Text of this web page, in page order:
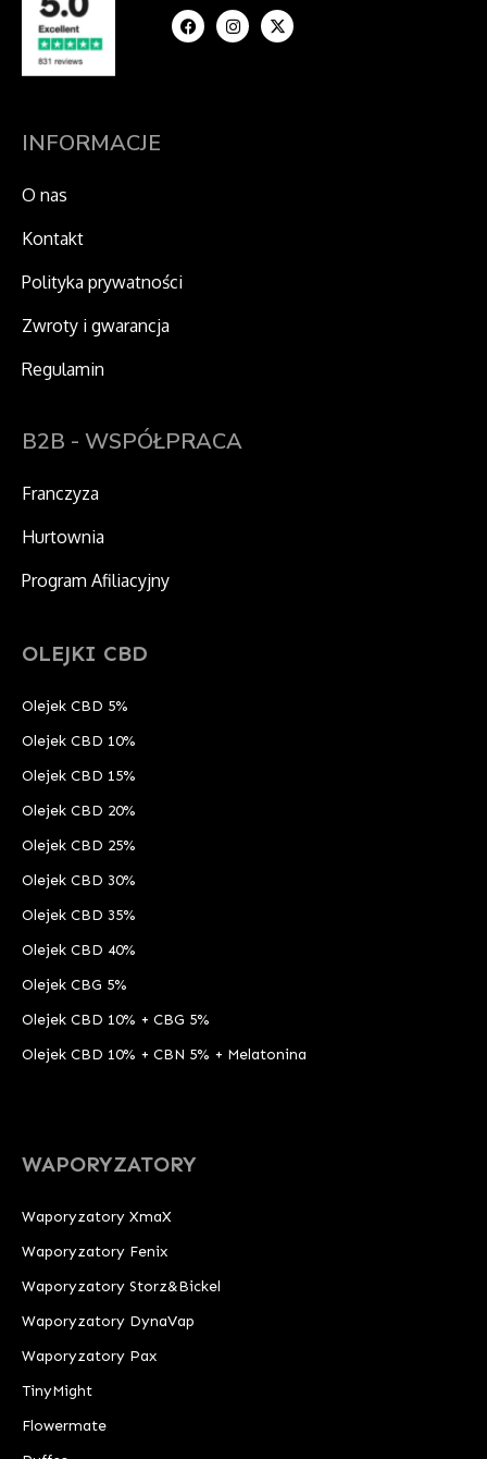
a
c
e
n
s
t
-
t
w
INFORMACJE
O nas
Kontakt
Polityka prywatności
Zwroty i gwarancja
Regulamin
B2B - WSPÓŁPRACA
Franczyza
Hurtownia
Program Afiliacyjny
OLEJKI CBD
Olejek CBD 5%
Olejek CBD 10%
Olejek CBD 15%
Olejek CBD 20%
Olejek CBD 25%
Olejek CBD 30%
Olejek CBD 35%
Olejek CBD 40%
Olejek CBG 5%
Olejek CBD 10% + CBG 5%
Olejek CBD 10% + CBN 5% + Melatonina
WAPORYZATORY
Waporyzatory XmaX
Waporyzatory Fenix
Waporyzatory Storz&Bickel
Waporyzatory DynaVap
Waporyzatory Pax
TinyMight
Flowermate